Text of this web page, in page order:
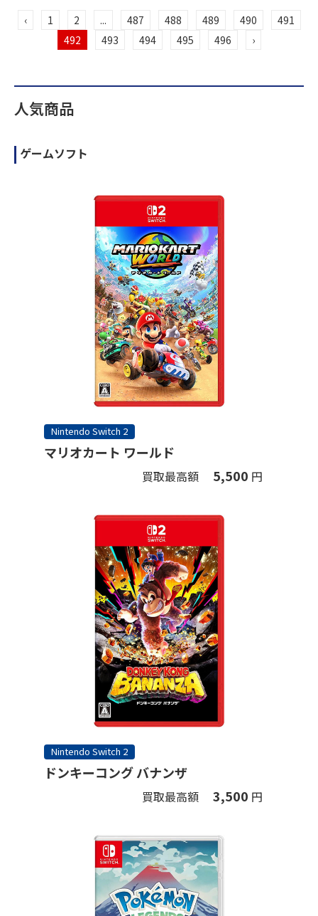
‹ 1 2 ... 487 488 489 490
491
492
493 494 495 496 ›
人気商品
ゲームソフト
Nintendo Switch 2
マリオカート ワールド
買取最高額 5,500 円
Nintendo Switch 2
ドンキーコング バナンザ
買取最高額 3,500 円